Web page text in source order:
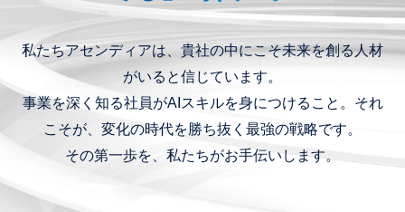
私たちアセンディアは、貴社の中にこそ未来を創る人材
がいると信じています。
事業を深く知る社員がAIスキルを身につけること。それ
こそが、変化の時代を勝ち抜く最強の戦略です。
その第一歩を、私たちがお手伝いします。